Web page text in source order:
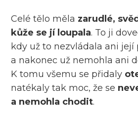
Celé tělo měla zarudlé,
kůže se jí loupala. To ji
kdy už to nezvládala ani její
a nakonec už nemohla ani
K tomu všemu se přidaly
natékaly tak moc, že se
a nemohla chodit.